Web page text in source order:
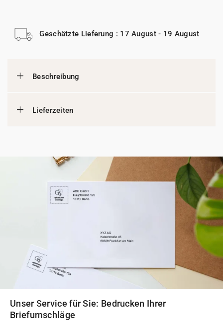
Geschätzte Lieferung : 17 August - 19 August
Beschreibung
Lieferzeiten
Unser Service für Sie: Bedrucken Ihrer
Briefumschläge